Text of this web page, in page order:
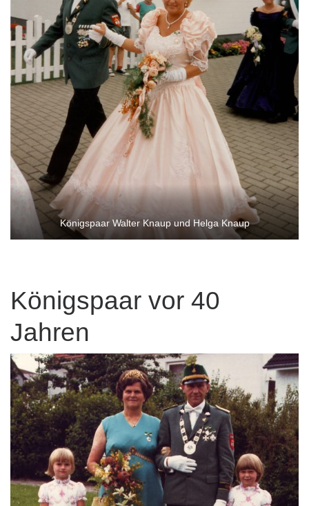
Königspaar Walter Knaup und Helga Knaup
Königspaar vor 40
Jahren